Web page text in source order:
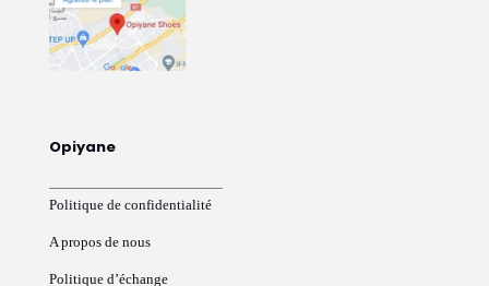
Opiyane
Politique de confidentialité
A propos de nous
Politique d’échange